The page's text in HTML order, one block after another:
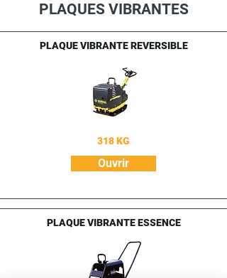
PLAQUES VIBRANTES
PLAQUE VIBRANTE REVERSIBLE
318 KG
Ouvrir
PLAQUE VIBRANTE ESSENCE